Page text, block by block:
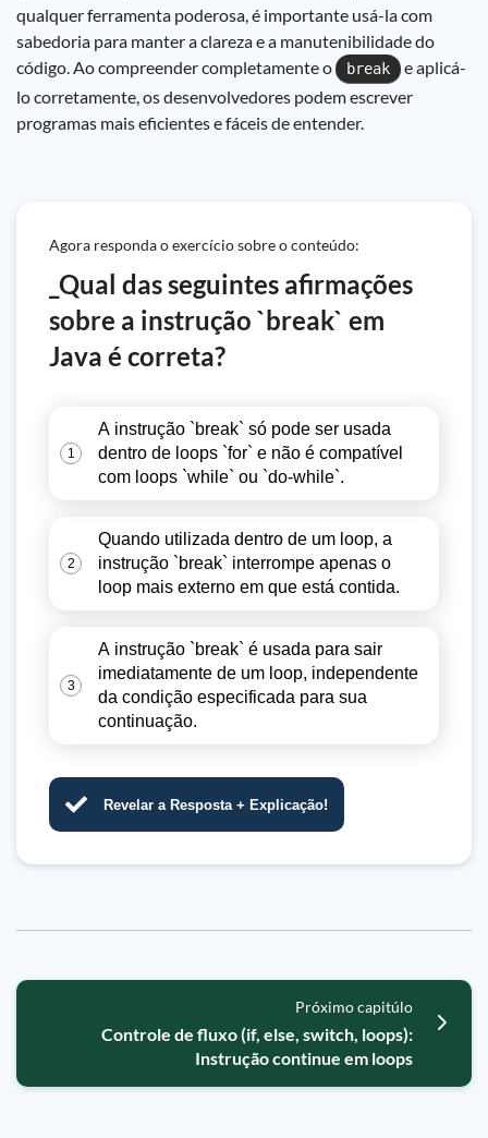
qualquer ferramenta poderosa, é importante usá-la com
sabedoria para manter a clareza e a manutenibilidade do
código. Ao compreender completamente o
break
e aplicá-
lo corretamente, os desenvolvedores podem escrever
programas mais eficientes e fáceis de entender.
Agora responda o exercício sobre o conteúdo:
_Qual das seguintes afirmações
sobre a instrução `break` em
Java é correta?
1
A instrução `break` só pode ser usada
dentro de loops `for` e não é compatível
com loops `while` ou `do-while`.
2
Quando utilizada dentro de um loop, a
instrução `break` interrompe apenas o
loop mais externo em que está contida.
3
A instrução `break` é usada para sair
imediatamente de um loop, independente
da condição especificada para sua
continuação.
Revelar a Resposta + Explicação!
Próximo capitúlo
Controle de fluxo (if, else, switch, loops):
Instrução continue em loops